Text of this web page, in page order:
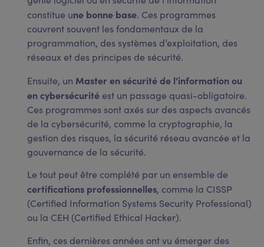
constitue une bonne base. Ces programmes
couvrent souvent les fondamentaux de la
programmation, des systèmes d’exploitation, des
réseaux et des principes de sécurité.
Ensuite, un Master en sécurité de l’information ou
en cybersécurité est un passage quasi-obligatoire.
Ces programmes sont axés sur des aspects avancés
de la cybersécurité, comme la cryptographie, la
gestion des risques, la sécurité réseau avancée et la
gouvernance de la sécurité.
Le tout peut être complété par un ensemble de
certifications professionnelles, comme la CISSP
(Certified Information Systems Security Professional)
ou la CEH (Certified Ethical Hacker).
Enfin, ces dernières années ont vu émerger des